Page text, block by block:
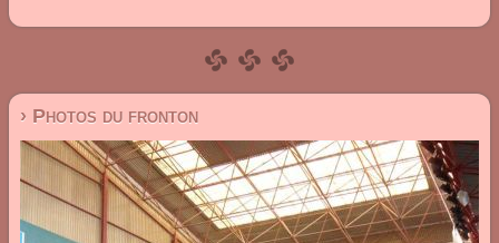
› Photos du fronton